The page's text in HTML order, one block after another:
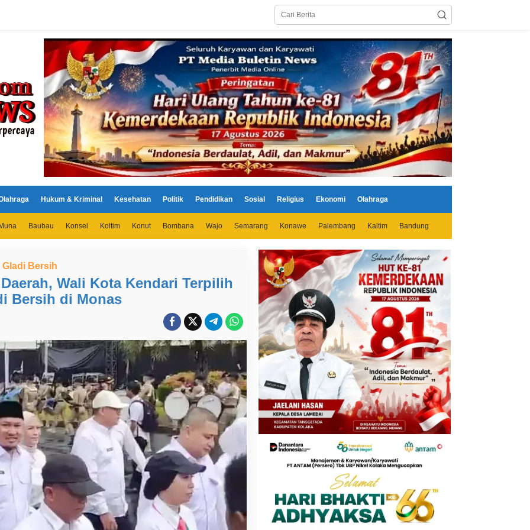
Hukum & Kriminal Kesehatan Politik Pendidikan Sosial Religius Ekonomi Olahraga
Baubau Konsel Koltim Konut Bombana Wajo Semarang Konawe Palembang Kaltim Bandung
Gladi Bersih
Wali Kota Kendari Terpilih
Bersih di Monas